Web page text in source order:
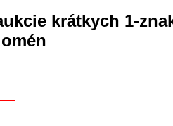
krátkych 1-